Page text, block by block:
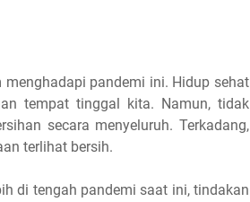
pandemi ini. Hidup sehat
tempat tinggal kita. Namun, tidak
secara menyeluruh. Terkadang,
terlihat bersih.
di tengah pandemi saat ini, tindakan